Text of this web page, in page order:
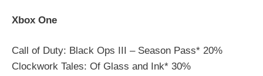
Xbox One
Call of Duty: Black Ops III – Season Pass* 20%
Clockwork Tales: Of Glass and Ink* 30%